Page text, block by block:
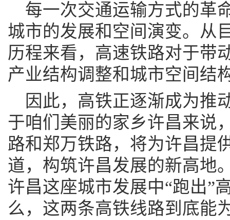
每一次交通运输方式的革
城市的发展和空间演变。从
历程来看，高速铁路对于带
产业结构调整和城市空间结
因此，高铁正逐渐成为推
于咱们美丽的家乡许昌来说
路和郑万铁路，将为许昌提
道，构筑许昌发展的新高地
许昌这座城市发展中“跑出”
么，这两条高铁线路到底能